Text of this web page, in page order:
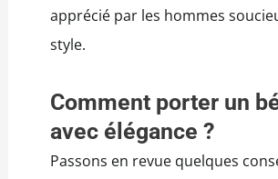
apprécié par les hommes
style.
Comment porter un
avec élégance ?
Passons en revue quelques